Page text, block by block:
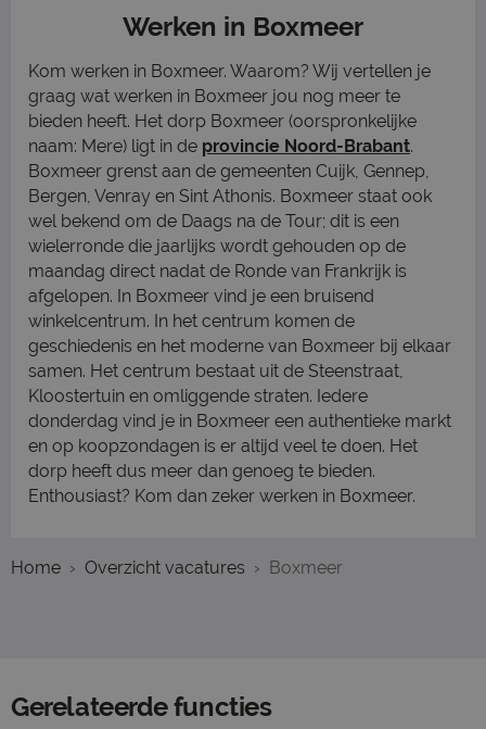
Werken in Boxmeer
Kom werken in Boxmeer. Waarom? Wij vertellen je
graag wat werken in Boxmeer jou nog meer te
bieden heeft. Het dorp Boxmeer (oorspronkelijke
naam: Mere) ligt in de provincie Noord-Brabant.
Boxmeer grenst aan de gemeenten Cuijk, Gennep,
Bergen, Venray en Sint Athonis. Boxmeer staat ook
wel bekend om de Daags na de Tour; dit is een
wielerronde die jaarlijks wordt gehouden op de
maandag direct nadat de Ronde van Frankrijk is
afgelopen. In Boxmeer vind je een bruisend
winkelcentrum. In het centrum komen de
geschiedenis en het moderne van Boxmeer bij elkaar
samen. Het centrum bestaat uit de Steenstraat,
Kloostertuin en omliggende straten. Iedere
donderdag vind je in Boxmeer een authentieke markt
en op koopzondagen is er altijd veel te doen. Het
dorp heeft dus meer dan genoeg te bieden.
Enthousiast? Kom dan zeker werken in Boxmeer.
Home Overzicht vacatures Boxmeer
Gerelateerde functies